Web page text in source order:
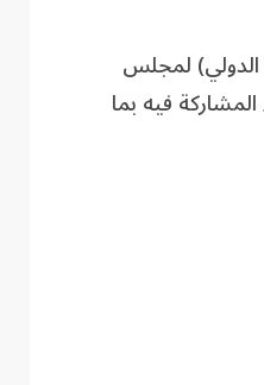
لمجلس
فيه بما